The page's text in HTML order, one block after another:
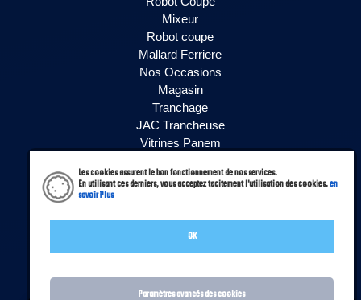
Les cookies assurent le bon fonctionnement de nos services.
En utilisant ces derniers, vous acceptez tacitement l'utilisation des cookies.en
savoir Plus
OK
Paramètres avancés des cookies
Mixeur
Robot coupe
Mallard Ferriere
Nos Occasions
Magasin
Tranchage
JAC Trancheuse
Vitrines Panem
Vitrines PVLAB
Nos Occasions
Mentions légales